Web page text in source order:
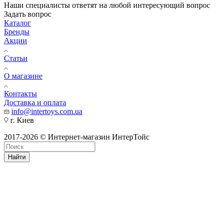
Наши специалисты ответят на любой интересующий вопрос
Задать вопрос
Каталог
Бренды
Акции
Статьи
О магазине
Контакты
Доставка и оплата
info@intertoys.com.ua
г. Киев
2017-2026 © Интернет-магазин ИнтерТойс
Найти